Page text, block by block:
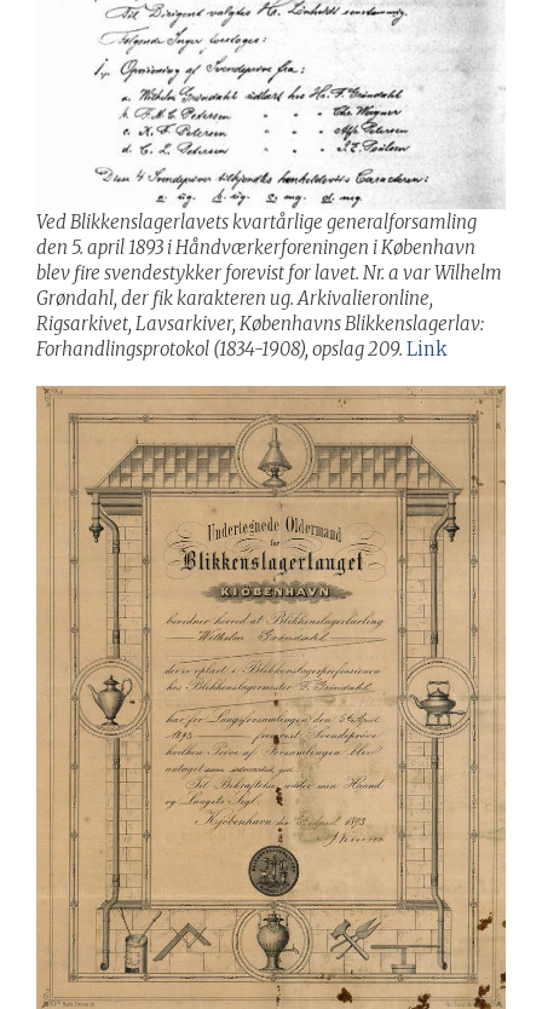
Ved Blikkenslagerlavets kvartårlige generalforsamling
den 5. april 1893 i Håndværkerforeningen i København
blev fire svendestykker forevist for lavet. Nr. a var Wilhelm
Grøndahl, der fik karakteren ug. Arkivalieronline,
Rigsarkivet, Lavsarkiver, Københavns Blikkenslagerlav:
Forhandlingsprotokol (1834-1908), opslag 209. Link